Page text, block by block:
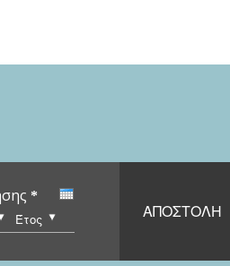
*
Έτος